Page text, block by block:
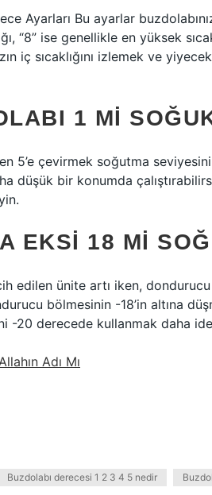
Ayarları Bu ayarlar
“8” ise genellikle en yüksek
iç sıcaklığını izlemek ve
1 MI
5’e çevirmek soğutma
düşük bir konumda
EKSI 18 MI
edilen ünite artı iken,
bölmesinin -18’in altına
-20 derecede kullanmak daha
Adı Mı
Buzdolabı derecesi 1 2 3 4 5 nedir